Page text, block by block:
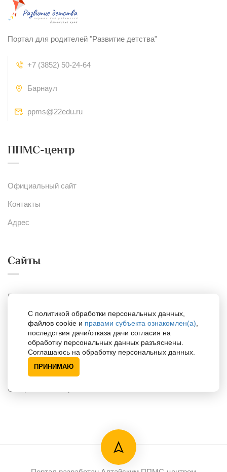
Портал для родителей "Развитие детства"
+7 (3852) 50-24-64
Барнаул
ppms@22edu.ru
ППМС-центр
Официальный сайт
Контакты
Адрес
Сайты
Портал для психологов
Портал для одарённых детей
Поддержка
Специалисты по районам
С политикой обработки персональных данных,
файлов cookie и правами субъекта ознакомлен(а)
последствия дачи/отказа дачи согласия на
обработку персональных данных разъяснены.
Соглашаюсь на обработку персональных данных.
ПРИНИМАЮ